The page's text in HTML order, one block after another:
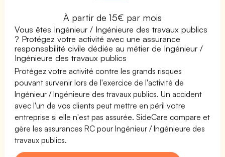
À partir de 15€ par mois
Vous êtes Ingénieur / Ingénieure des travaux publics
? Protégez votre activité avec une assurance
responsabilité civile dédiée au métier de Ingénieur /
Ingénieure des travaux publics
Protégez votre activité contre les grands risques
pouvant survenir lors de l'exercice de l'activité de
Ingénieur / Ingénieure des travaux publics. Un accident
avec l'un de vos clients peut mettre en péril votre
entreprise si elle n'est pas assurée. SideCare compare et
gère les assurances RC pour Ingénieur / Ingénieure des
travaux publics.